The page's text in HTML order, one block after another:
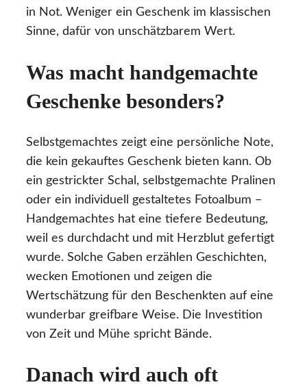
in Not. Weniger ein Geschenk im klassischen
Sinne, dafür von unschätzbarem Wert.
Was macht handgemachte
Geschenke besonders?
Selbstgemachtes zeigt eine persönliche Note,
die kein gekauftes Geschenk bieten kann. Ob
ein gestrickter Schal, selbstgemachte Pralinen
oder ein individuell gestaltetes Fotoalbum –
Handgemachtes hat eine tiefere Bedeutung,
weil es durchdacht und mit Herzblut gefertigt
wurde. Solche Gaben erzählen Geschichten,
wecken Emotionen und zeigen die
Wertschätzung für den Beschenkten auf eine
wunderbar greifbare Weise. Die Investition
von Zeit und Mühe spricht Bände.
Danach wird auch oft